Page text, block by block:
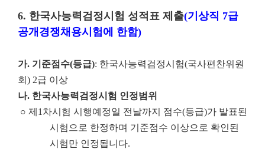
6. 한국사능력검정시험 성적표 제출(기상직 7급
공개경쟁채용시험에 한함)
가. 기준점수(등급): 한국사능력검정시험(국사편찬위원
회) 2급 이상
나. 한국사능력검정시험 인정범위
○ 제1차시험 시행예정일 전날까지 점수(등급)가 발표된
시험으로 한정하며 기준점수 이상으로 확인된
시험만 인정됩니다.